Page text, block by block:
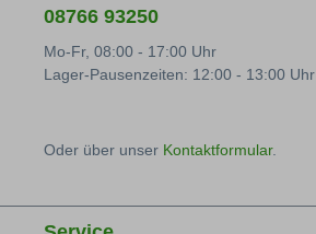
08766 93250
Mo-Fr, 08:00 - 17:00 Uhr
Lager-Pausenzeiten: 12:00 - 13:00 Uhr
Oder über unser Kontaktformular.